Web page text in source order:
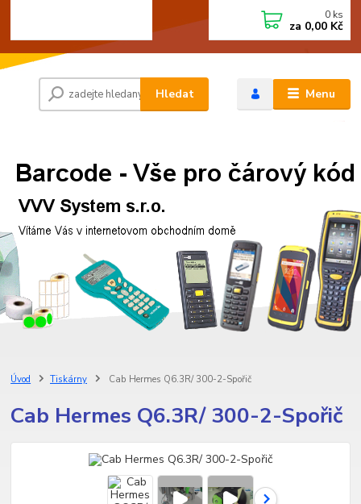
Menu
Hledat
0 ks
za 0,00 Kč
Úvod Tiskárny Cab Hermes Q6.3R/ 300-2-Spořič
Cab Hermes Q6.3R/ 300-2-Spořič